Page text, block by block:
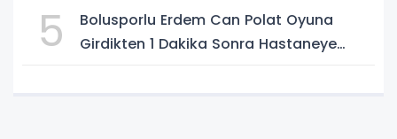
5
Bolusporlu Erdem Can Polat Oyuna
Girdikten 1 Dakika Sonra Hastaneye